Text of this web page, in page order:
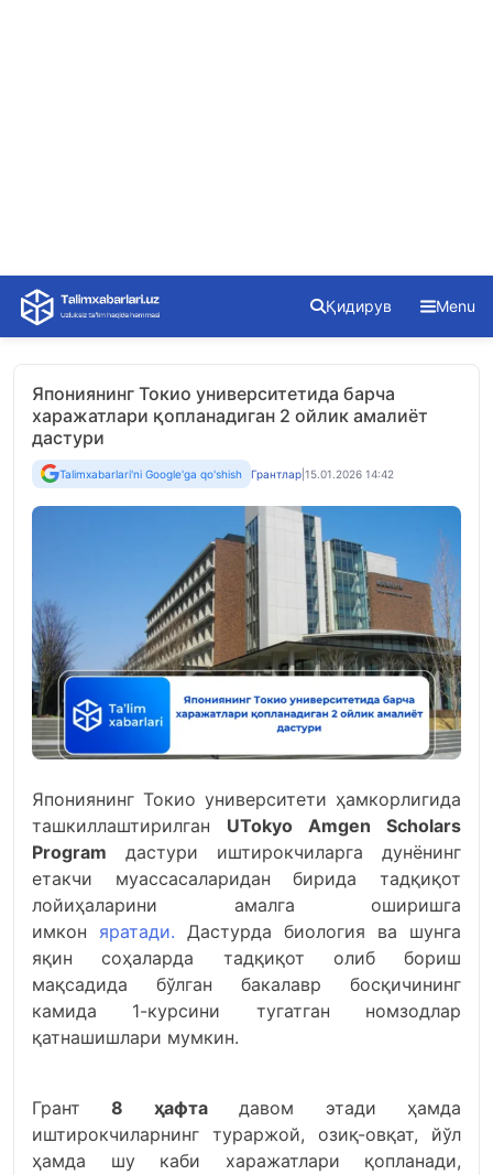
Skip
content
Қидирув Menu
Япониянинг Токио университетида барча
харажатлари қопланадиган 2 ойлик амалиёт
дастури
Talimxabarlari'ni Google'ga qo'shish Грантлар 15.01.2026 14:42
Япониянинг Токио университети ҳамкорлигида
ташкиллаштирилган UTokyo Amgen Scholars
Program дастури иштирокчиларга дунёнинг
етакчи муассасаларидан бирида тадқиқот
лойиҳаларини амалга оширишга
имкон яратади. Дастурда биология ва шунга
яқин соҳаларда тадқиқот олиб бориш
мақсадида бўлган бакалавр босқичининг
камида 1-курсини тугатган номзодлар
қатнашишлари мумкин.
Грант8 ҳафтадавом этади ҳамда
иштирокчиларнинг тураржой, озиқ-овқат, йўл
ҳамда шу каби харажатлари қопланади,